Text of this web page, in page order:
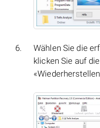
Wählen Sie die
klicken Sie auf